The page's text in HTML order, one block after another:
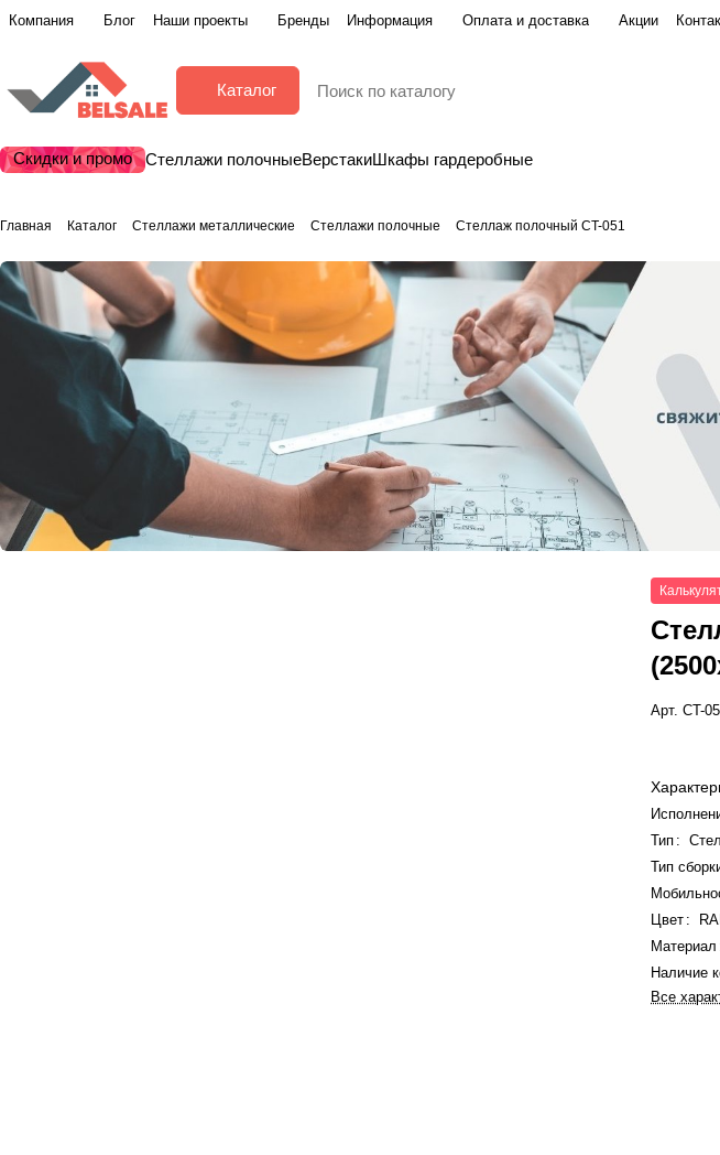
Компания Блог Наши проекты Бренды Информация Оплата и доставка Акции
Каталог
Скидки и промо Стеллажи полочныеВерстакиШкафы гардеробные
Главная Каталог Стеллажи металлические Стеллажи полочные Стеллаж полочный СT-051
Арт.СT-
Тип :
Тип
Цвет :
Материал
Наличие
Все